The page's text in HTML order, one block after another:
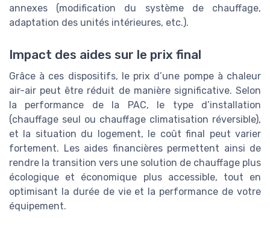
annexes (modification du système de chauffage,
adaptation des unités intérieures, etc.).
Impact des aides sur le prix final
Grâce à ces dispositifs, le prix d’une pompe à chaleur
air-air peut être réduit de manière significative. Selon
la performance de la PAC, le type d’installation
(chauffage seul ou chauffage climatisation réversible),
et la situation du logement, le coût final peut varier
fortement. Les aides financières permettent ainsi de
rendre la transition vers une solution de chauffage plus
écologique et économique plus accessible, tout en
optimisant la durée de vie et la performance de votre
équipement.